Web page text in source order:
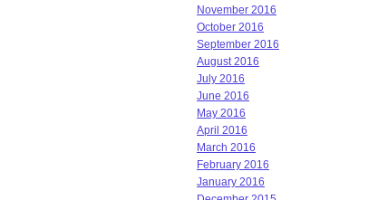
November 2016
October 2016
September 2016
August 2016
July 2016
June 2016
May 2016
April 2016
March 2016
February 2016
January 2016